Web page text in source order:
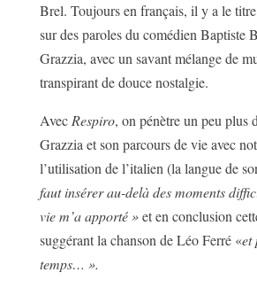
Brel. Toujours en français, il y a le titre
sur des paroles du comédien Baptiste
Grazzia, avec un savant mélange de
transpirant de douce nostalgie.
AvecRespiro, on pénètre un peu plus
Grazzia et son parcours de vie avec
l’utilisation de l’italien (la langue de
faut insérer au-delà des moments
vie m’a apporté »et en conclusion
suggérant la chanson de Léo Ferré «et
temps… ».